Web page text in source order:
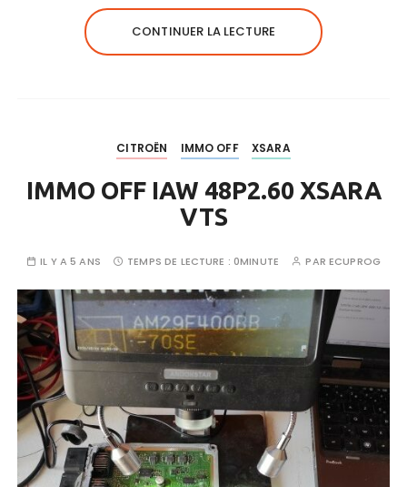
CONTINUER LA LECTURE
CITROËN IMMO OFF XSARA
IMMO OFF IAW 48P2.60 XSARA
VTS
IL Y A 5 ANS TEMPS DE LECTURE : 0MINUTE PARECUPROG